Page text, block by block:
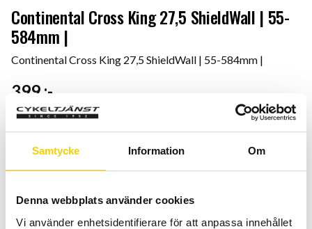
Samtycke Information Om
Denna webbplats använder cookies
Vi använder enhetsidentifierare för att anpassa innehållet
Continental Cross King 27,5 ShieldWall | 55-
584mm |
Continental Cross King 27,5 ShieldWall | 55-584mm |
399 :-
Certifierad cykelservice & Shimano Service Center